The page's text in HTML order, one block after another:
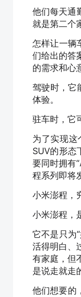
他们每天通
就是第二个
怎样让一辆
们给出的答
的需求和心
驾驶时，它
体验。
驻车时，它
为了实现
SUV的形态
要同时拥有
程系列即将
小米澎程，
小米澎程，
它不是只为
活得明白、
有家庭，但
是说走就走
他们想要的